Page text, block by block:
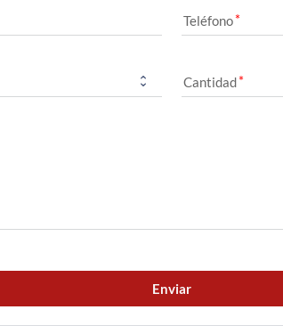
Teléfono
Cantidad
Enviar